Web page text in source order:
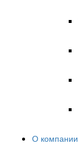
О компании